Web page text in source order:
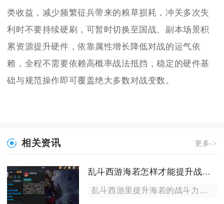
类收益，减少频繁征兵带来的粮草损耗，冲关多次失
利时不要持续硬刷，可暂时切换至国战、副本场景积
累资源提升硬件，依靠属性增长降低对战的运气依
赖，全程不需要依赖高概率战法抵挡，稳定的硬件基
础与规范操作即可覆盖绝大多数对战变数。
相关资讯 更多->
乱斗西游海若怎样才能提升战斗力
乱斗西游里提升海若的战斗力，需要依次完成星级突破、装备搭配、...